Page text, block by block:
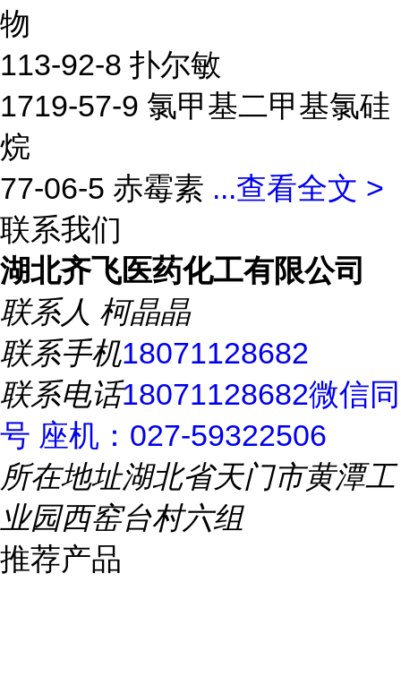
物
113-92-8 扑尔敏
1719-57-9 氯甲基二甲基氯硅
烷
77-06-5 赤霉素 ...查看全文 >
联系我们
湖北齐飞医药化工有限公司
联系人 柯晶晶
联系手机18071128682
联系电话18071128682微信同
号 座机：027-59322506
所在地址湖北省天门市黄潭工
业园西窑台村六组
推荐产品